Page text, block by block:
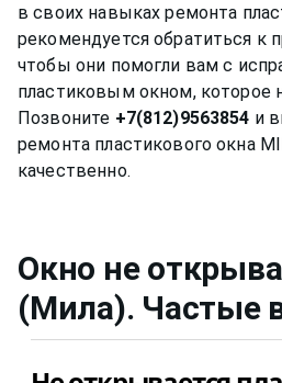
в своих навыках ремонта
рекомендуется обратиться к
чтобы они помогли вам с
пластиковым окном, которое
Позвоните +7(812)9563854 и
ремонта пластикового окна
Окно не
(Мила). Частые